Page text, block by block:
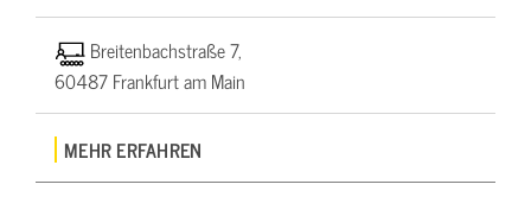
Breitenbachstraße 7,
60487 Frankfurt am Main
MEHR ERFAHREN